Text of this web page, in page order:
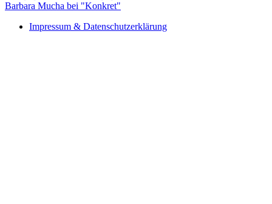
Barbara Mucha bei "Konkret"
Impressum & Datenschutzerklärung